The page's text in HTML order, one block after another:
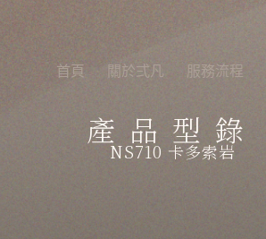
首頁 關於弍凡 服務流程
產品型錄
NS710 卡多索岩